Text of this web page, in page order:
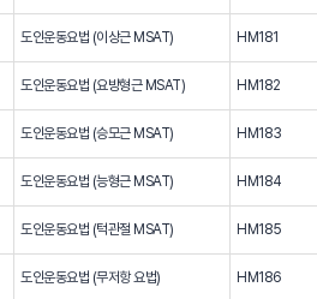
도인운동요법 (이상근 MSAT) HM181
도인운동요법 (요방형근 MSAT) HM182
도인운동요법 (승모근 MSAT) HM183
도인운동요법 (능형근 MSAT) HM184
도인운동요법 (턱관절 MSAT) HM185
도인운동요법 (무저항 요법) HM186